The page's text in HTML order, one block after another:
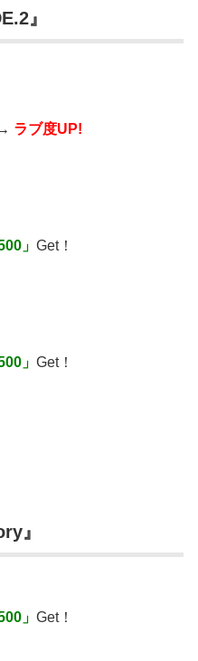
』
ラブ度UP!
」 Get！
」 Get！
』
」 Get！